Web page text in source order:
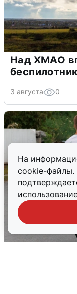
На
cookie-файлы.
Над ХМАО
3 августа 0